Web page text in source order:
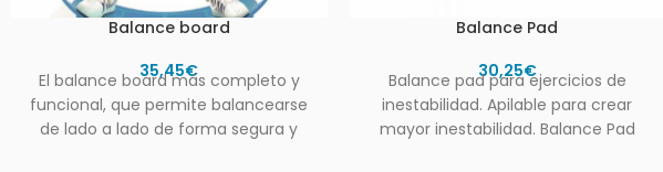
Balance board
35,45€
El balance board más completo y
funcional, que permite balancearse
de lado a lado de forma segura y
Balance Pad
30,25€
Balance pad para ejercicios de
inestabilidad. Apilable para crear
mayor inestabilidad. Balance Pad